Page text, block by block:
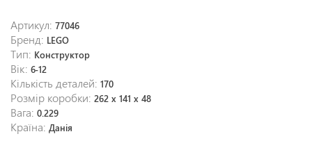
Артикул: 77046
Бренд: LEGO
Тип: Конструктор
Вік: 6-12
Кількість деталей: 170
Розмір коробки: 262 x 141 x 48
Вага: 0.229
Країна: Данія